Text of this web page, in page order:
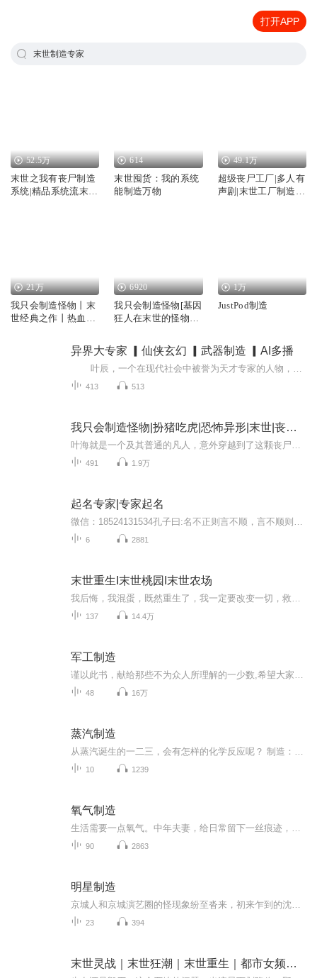
打开APP
末世制造专家
52.5万
末世之我有丧尸制造
系统|精品系统流末世
614
末世囤货：我的系统
能制造万物
49.1万
超级丧尸工厂|多人有
声剧|末世工厂制造丧
21万
我只会制造怪物丨末
世经典之作丨热血&
6920
我只会制造怪物[基因
狂人在末世的怪物军
1万
JustPod制造
异界大专家 ▎仙侠玄幻 ▎武器制造 ▎AI多播
413 513
我只会制造怪物|扮猪吃虎|恐怖异形|末世|丧尸穿越
491 1.9万
起名专家|专家起名
6 2881
末世重生I末世桃园I末世农场
137 14.4万
军工制造
48 16万
蒸汽制造
10 1239
氧气制造
90 2863
明星制造
23 394
末世灵战｜末世狂潮｜末世重生｜都市女频｜末世求生